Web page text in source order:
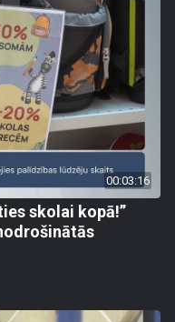
00:03:16
skolai kopā!”